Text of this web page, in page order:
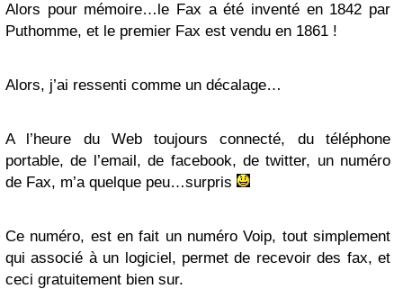
Alors pour mémoire…le Fax a été inventé en 1842 par
Puthomme, et le premier Fax est vendu en 1861 !
Alors, j’ai ressenti comme un décalage…
A l’heure du Web toujours connecté, du téléphone
portable, de l’email, de facebook, de twitter, un numéro
de Fax, m’a quelque peu…surpris
Ce numéro, est en fait un numéro Voip, tout simplement
qui associé à un logiciel, permet de recevoir des fax, et
ceci gratuitement bien sur.